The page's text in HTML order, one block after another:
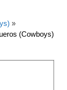
»
(Cowboys)